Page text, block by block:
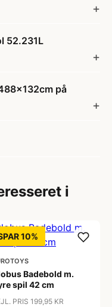
52.231L
på
i
10%
Badebold m.
spil 42 cm
PRIS 199,95 KR